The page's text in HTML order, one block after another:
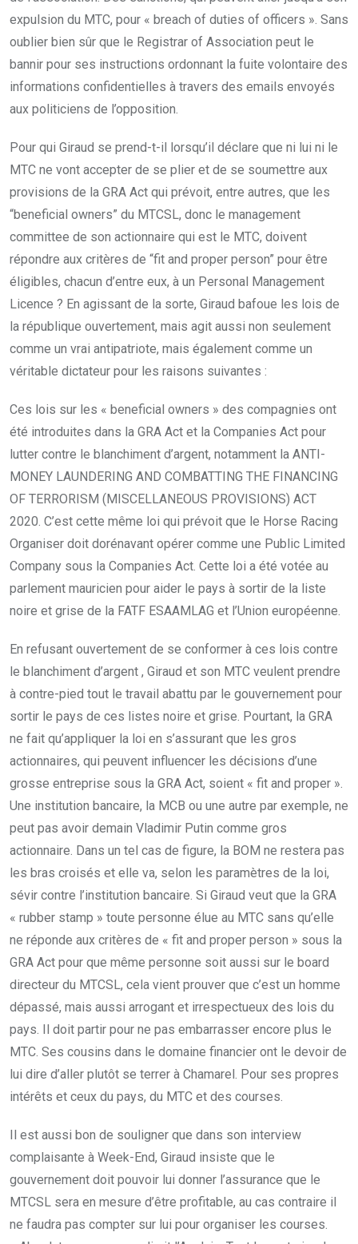
expulsion du MTC, pour « breach of duties of officers ». Sans
oublier bien sûr que le Registrar of Association peut le
bannir pour ses instructions ordonnant la fuite volontaire des
informations confidentielles à travers des emails envoyés
aux politiciens de l’opposition.
Pour qui Giraud se prend-t-il lorsqu’il déclare que ni lui ni le
MTC ne vont accepter de se plier et de se soumettre aux
provisions de la GRA Act qui prévoit, entre autres, que les
“beneficial owners” du MTCSL, donc le management
committee de son actionnaire qui est le MTC, doivent
répondre aux critères de “fit and proper person” pour être
éligibles, chacun d’entre eux, à un Personal Management
Licence ? En agissant de la sorte, Giraud bafoue les lois de
la république ouvertement, mais agit aussi non seulement
comme un vrai antipatriote, mais également comme un
véritable dictateur pour les raisons suivantes :
Ces lois sur les « beneficial owners » des compagnies ont
été introduites dans la GRA Act et la Companies Act pour
lutter contre le blanchiment d’argent, notamment la ANTI-
MONEY LAUNDERING AND COMBATTING THE FINANCING
OF TERRORISM (MISCELLANEOUS PROVISIONS) ACT
2020. C’est cette même loi qui prévoit que le Horse Racing
Organiser doit dorénavant opérer comme une Public Limited
Company sous la Companies Act. Cette loi a été votée au
parlement mauricien pour aider le pays à sortir de la liste
noire et grise de la FATF ESAAMLAG et l’Union européenne.
En refusant ouvertement de se conformer à ces lois contre
le blanchiment d’argent , Giraud et son MTC veulent prendre
à contre-pied tout le travail abattu par le gouvernement pour
sortir le pays de ces listes noire et grise. Pourtant, la GRA
ne fait qu’appliquer la loi en s’assurant que les gros
actionnaires, qui peuvent influencer les décisions d’une
grosse entreprise sous la GRA Act, soient « fit and proper ».
Une institution bancaire, la MCB ou une autre par exemple, ne
peut pas avoir demain Vladimir Putin comme gros
actionnaire. Dans un tel cas de figure, la BOM ne restera pas
les bras croisés et elle va, selon les paramètres de la loi,
sévir contre l’institution bancaire. Si Giraud veut que la GRA
« rubber stamp » toute personne élue au MTC sans qu’elle
ne réponde aux critères de « fit and proper person » sous la
GRA Act pour que même personne soit aussi sur le board
directeur du MTCSL, cela vient prouver que c’est un homme
dépassé, mais aussi arrogant et irrespectueux des lois du
pays. Il doit partir pour ne pas embarrasser encore plus le
MTC. Ses cousins dans le domaine financier ont le devoir de
lui dire d’aller plutôt se terrer à Chamarel. Pour ses propres
intérêts et ceux du pays, du MTC et des courses.
Il est aussi bon de souligner que dans son interview
complaisante à Week-End, Giraud insiste que le
gouvernement doit pouvoir lui donner l’assurance que le
MTCSL sera en mesure d’être profitable, au cas contraire il
ne faudra pas compter sur lui pour organiser les courses.